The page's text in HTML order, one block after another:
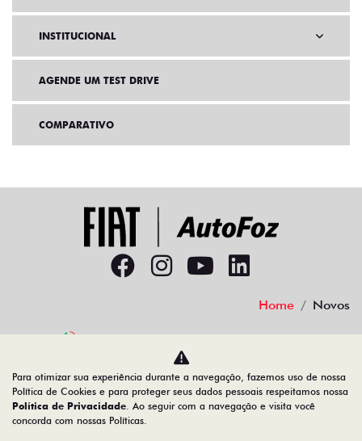
INSTITUCIONAL
AGENDE UM TEST DRIVE
COMPARATIVO
Home Novos
Desacelere. Seu bem maior é a vida.
AUTOFOZ VEICULOS LTDA
Para otimizar sua experiência durante a navegação, fazemos uso de nossa
Política de Cookies e para proteger seus dados pessoais respeitamos nossa
Política de Privacidade. Ao seguir com a navegação e visita você
concorda com nossas Políticas.